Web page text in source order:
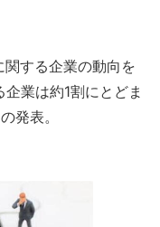
する企業の動向を
業は約1割にとどま
発表。